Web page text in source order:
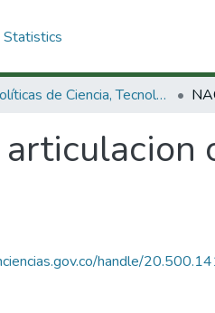
Statistics
Políticas de Ciencia, Tecnología e Innovación
handle/